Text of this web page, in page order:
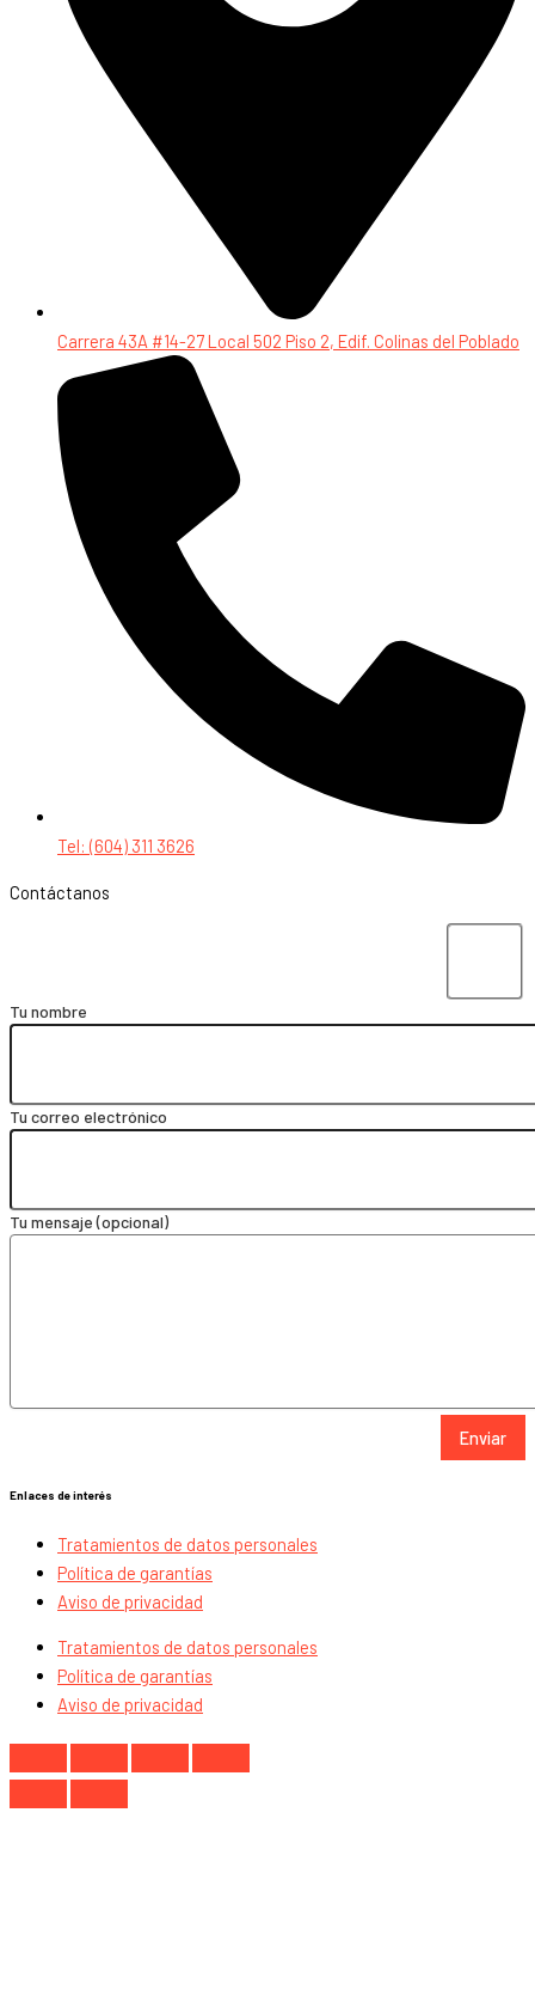
Carrera 43A #14-27 Local 502 Piso 2, Edif. Colinas del Poblado
Tel: (604) 311 3626
Contáctanos
Tu nombre
Tu correo electrónico
Tu mensaje (opcional)
Enviar
Enlaces de interés
Tratamientos de datos personales
Política de garantías
Aviso de privacidad
Tratamientos de datos personales
Política de garantías
Aviso de privacidad